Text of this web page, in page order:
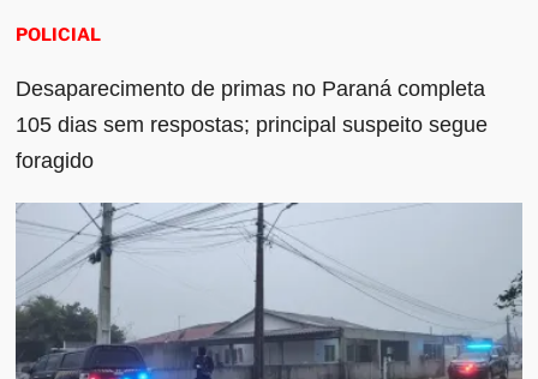
POLICIAL
Desaparecimento de primas no Paraná completa
105 dias sem respostas; principal suspeito segue
foragido